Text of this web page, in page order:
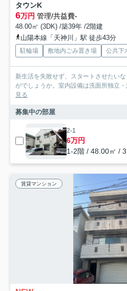
タウンK
6万円 管理/共益費-
48.00㎡ (3DK) /築39年 /2階建
山陽本線「天神川」駅 徒歩43分
駐輪場 敷地内ごみ置き場 公共下
新生活を失敗せず、スタートさせたい
がでしょうか。室内設備は洗面所独立
見る
募集中の部屋
2-1
6万円
1-2階 / 48.00㎡ /
賃貸マンション